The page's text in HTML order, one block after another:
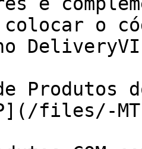
o
Produtos
files/-